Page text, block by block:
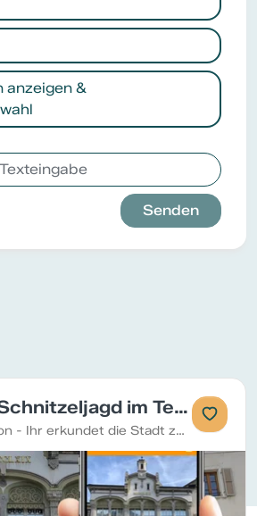
anzeigen &
Senden
Spannende Schnitzeljagd im Team in Sion
Firmenevent in Sion - Ihr erkundet die Stadt zu Fuss und stärkt gleichzeitig eure Teamkompetenzen. Löst verschiedene Arten von Aufgaben und sammelt Punkte für euer Team.